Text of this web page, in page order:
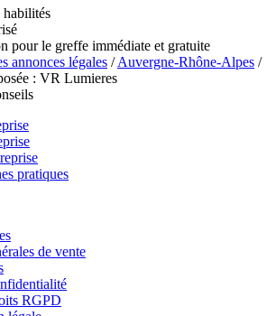
habilités
pour le greffe immédiate et gratuite
annonces légales /Auvergne-Rhône-Alpes /
: VR Lumieres
pratiques
de vente
RGPD